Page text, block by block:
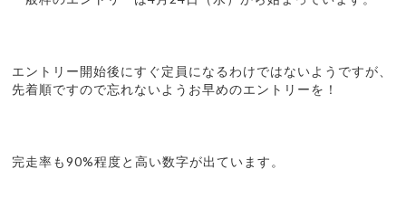
エントリー開始後にすぐ定員になるわけではないようですが、
先着順ですので忘れないようお早めのエントリーを！
完走率も90%程度と高い数字が出ています。